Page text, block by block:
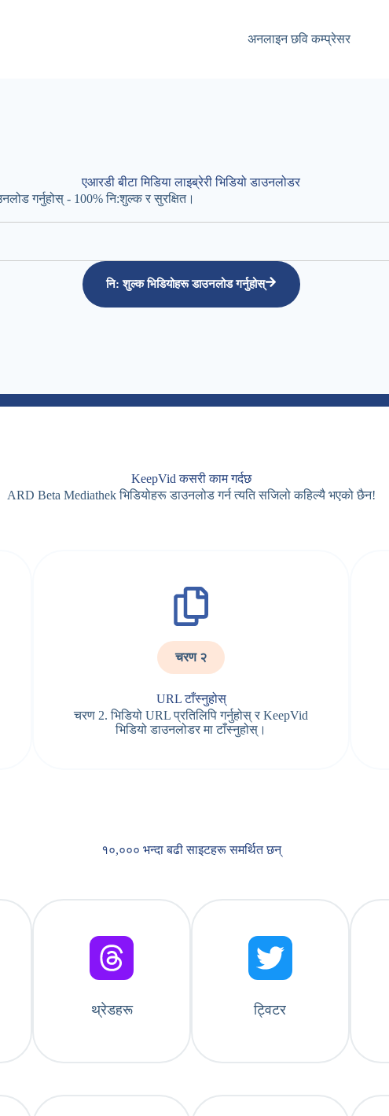
अनलाइन छवि कम्प्रेसर
एआरडी बीटा मिडिया लाइब्रेरी भिडियो डाउनलोडर
गर्नुहोस् - 100% नि:शुल्क र सुरक्षित।
नि: शुल्क भिडियोहरू डाउनलोड गर्नुहोस्
KeepVid कसरी काम गर्दछ
ARD Beta Mediathek भिडियोहरू डाउनलोड गर्न त्यति सजिलो कहिल्यै भएको छैन!
चरण २
URL टाँस्नुहोस्
चरण 2. भिडियो URL प्रतिलिपि गर्नुहोस् र KeepVid
भिडियो डाउनलोडर मा टाँस्नुहोस्।
१०,००० भन्दा बढी साइटहरू समर्थित छन्
थ्रेडहरू ट्विटर